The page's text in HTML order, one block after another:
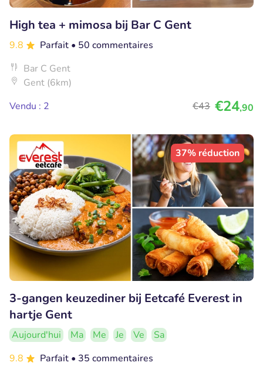
High tea + mimosa bij Bar C Gent
9.8 Parfait • 50 commentaires
Bar C Gent
Gent (6km)
Vendu : 2
€43 €24,90
37% réduction
3-gangen keuzediner bij Eetcafé Everest in
hartje Gent
Aujourd'hui Ma Me Je Ve
Sa
9.8
Parfait • 35 commentaires